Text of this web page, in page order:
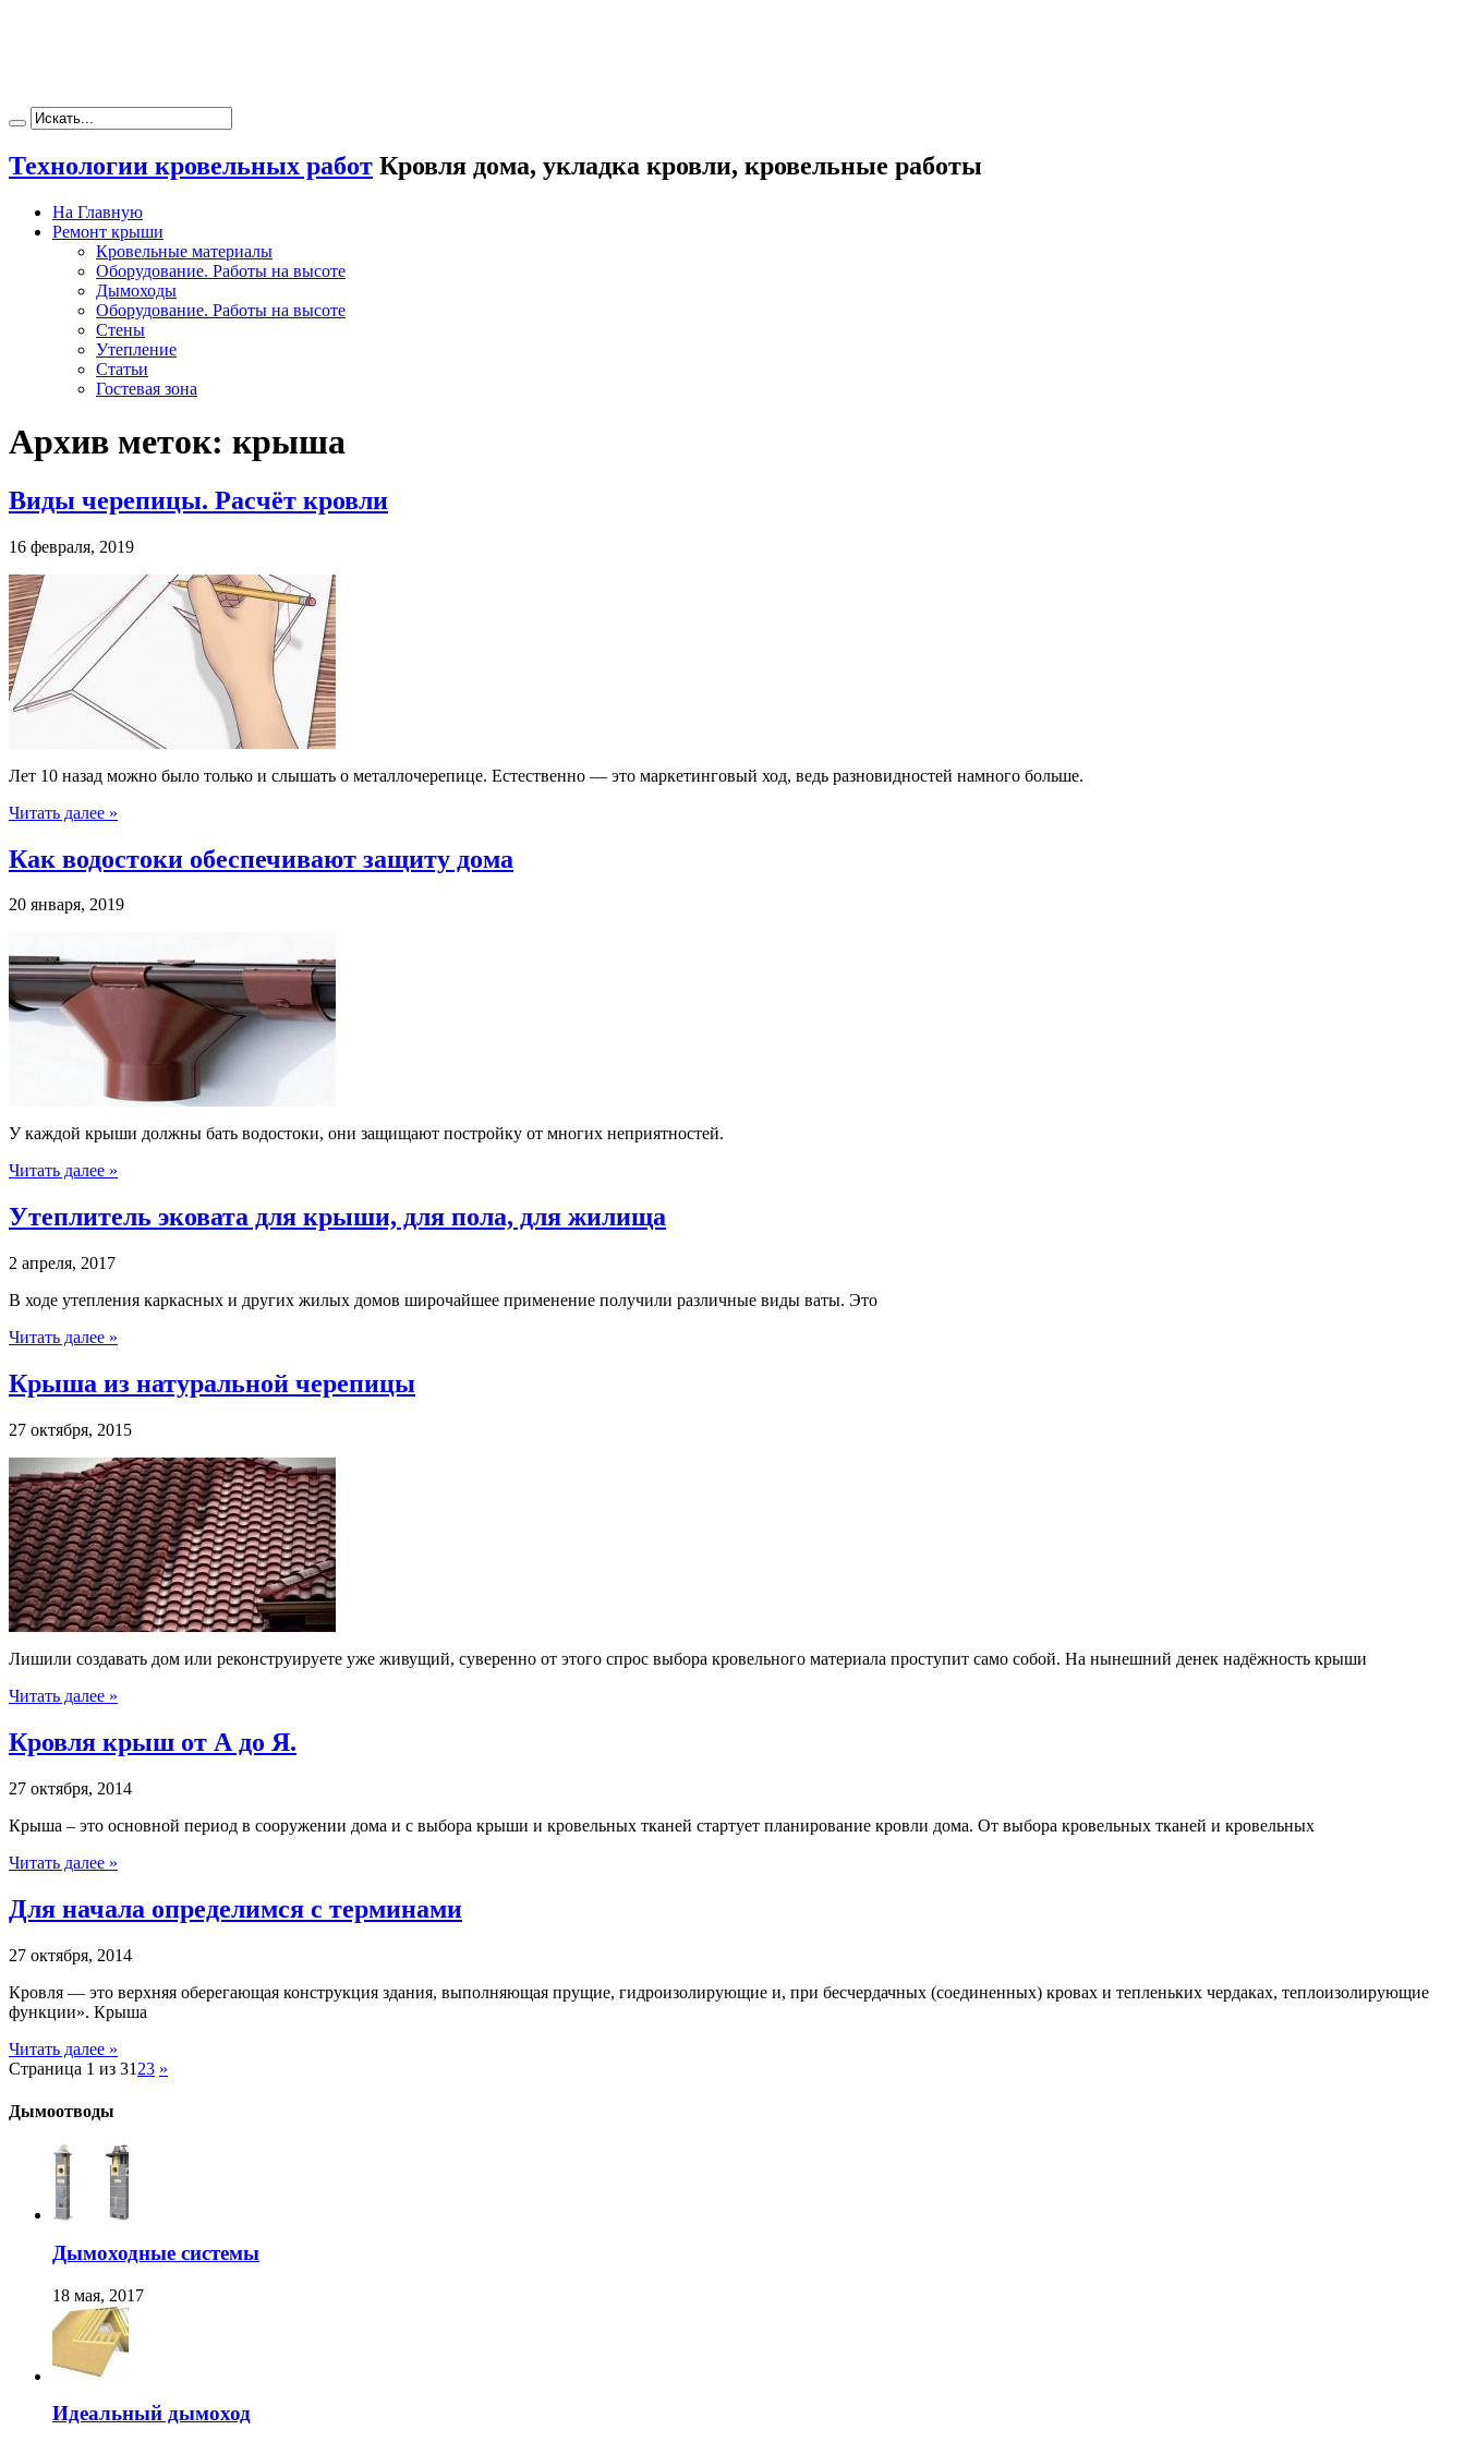
Технологии кровельных работ Кровля дома, укладка кровли, кровельные работы
На Главную
Ремонт крыши
Кровельные материалы
Оборудование. Работы на высоте
Дымоходы
Оборудование. Работы на высоте
Стены
Утепление
Статьи
Гостевая зона
Архив меток: крыша
Виды черепицы. Расчёт кровли
16 февраля, 2019
Лет 10 назад можно было только и слышать о металлочерепице. Естественно — это маркетинговый ход, ведь разновидностей намного больше.
Читать далее »
Как водостоки обеспечивают защиту дома
20 января, 2019
У каждой крыши должны бать водостоки, они защищают постройку от многих неприятностей.
Читать далее »
Утеплитель эковата для крыши, для пола, для жилища
2 апреля, 2017
В ходе утепления каркасных и других жилых домов широчайшее применение получили различные виды ваты. Это
Читать далее »
Крыша из натуральной черепицы
27 октября, 2015
Лишили создавать дом или реконструируете уже живущий, суверенно от этого спрос выбора кровельного материала проступит само собой. На нынешний денек надёжность крыши
Читать далее »
Кровля крыш от А до Я.
27 октября, 2014
Крыша – это основной период в сооружении дома и с выбора крыши и кровельных тканей стартует планирование кровли дома. От выбора кровельных тканей и кровельных
Читать далее »
Для начала определимся с терминами
27 октября, 2014
Кровля — это верхняя оберегающая конструкция здания, выполняющая прущие, гидроизолирующие и, при бесчердачных (соединенных) кровах и тепленьких чердаках, теплоизолирующие
функции». Крыша
Читать далее »
Страница 1 из 31 23 »
Дымоотводы
Дымоходные системы
18 мая, 2017
Идеальный дымоход